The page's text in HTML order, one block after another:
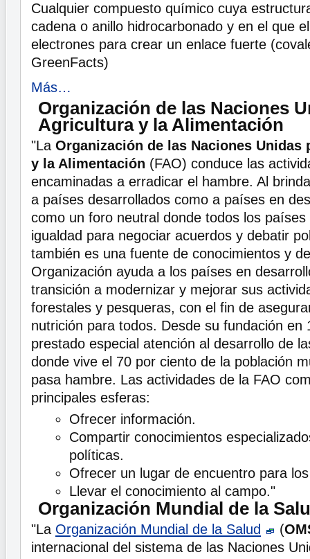
Cualquier compuesto químico cuya
cadena o anillo hidrocarbonado y en el que
electrones para crear un enlace fuerte
GreenFacts)
Más…
Organización de las Naciones
Agricultura y la Alimentación
"La Organización de las Naciones Unidas
y la Alimentación (FAO) conduce las
encaminadas a erradicar el hambre. Al
a países desarrollados como a países en
como un foro neutral donde todos los
igualdad para negociar acuerdos y debatir
también es una fuente de conocimientos y
Organización ayuda a los países en
transición a modernizar y mejorar sus
forestales y pesqueras, con el fin de
nutrición para todos. Desde su fundación en
prestado especial atención al desarrollo de
donde vive el 70 por ciento de la población
pasa hambre. Las actividades de la FAO
principales esferas:
Ofrecer información.
Compartir conocimientos
políticas.
Ofrecer un lugar de encuentro para
Llevar el conocimiento al campo."
Organización Mundial de la
"La Organización Mundial de la Salud (
internacional del sistema de las Naciones